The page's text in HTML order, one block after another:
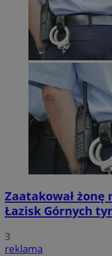
Zaatakował żonę
Łazisk Górnych
3
reklama